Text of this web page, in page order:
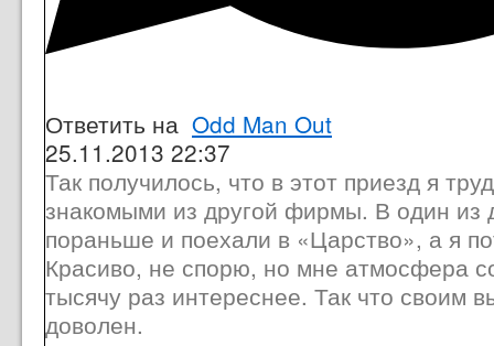
Ответить на Odd Man Out
25.11.2013 22:37
Так получилось, что в этот приезд я
знакомыми из другой фирмы. В один из
пораньше и поехали в «Царство», а я
Красиво, не спорю, но мне атмосфера
тысячу раз интереснее. Так что своим
доволен.